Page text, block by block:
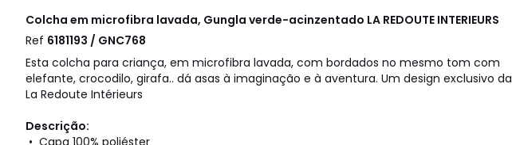
Colcha em microfibra lavada, Gungla verde-acinzentado LA REDOUTE INTERIEURS
Ref 6181193 / GNC768
Esta colcha para criança, em microfibra lavada, com bordados no mesmo tom com
elefante, crocodilo, girafa.. dá asas à imaginação e à aventura. Um design exclusivo da
La Redoute Intérieurs
Descrição:
• Capa 100% poliéster